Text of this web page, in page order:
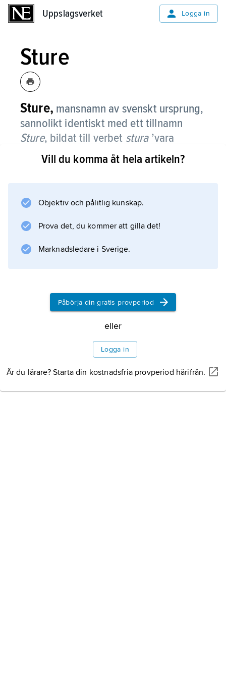
Uppslagsverket Logga in
Sture
Sture, mansnamn av svenskt ursprung,
sannolikt identiskt med ett tillnamn
Sture, bildat till verbet stura’vara
egensinnig’.
talet är det riksföreståndarna Sture som pojkar
populärt på 1920- och 30-talen.
Vill du komma åt hela artikeln?
Objektiv och pålitlig kunskap.
Prova det, du kommer att gilla det!
Marknadsledare i Sverige.
Påbörja din gratis provperiod
eller
Logga in
Är du lärare? Starta din kostnadsfria provperiod härifrån.